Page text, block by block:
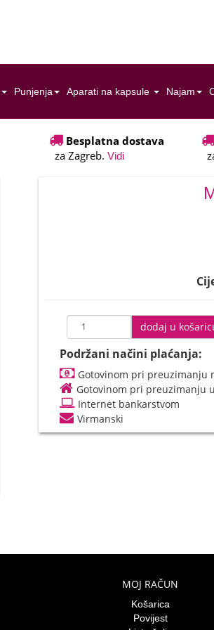
Punjenja Aparati na kapsule Najam
Besplatna dostava
za Zagreb. Vidi
dodaj u
Podržani načini plaćanja:
Gotovinom pri preuzimanju
Gotovinom pri preuzimanju
Internet bankarstvom
Virmanski
MOJ RAČUN
Košarica
Povijest